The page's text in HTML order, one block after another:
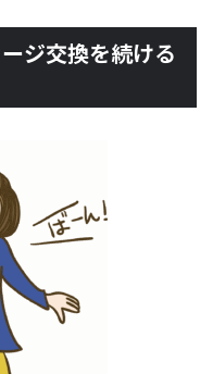
ジ交換を続ける